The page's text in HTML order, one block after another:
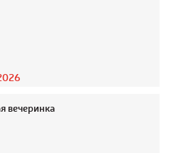
вечеринка